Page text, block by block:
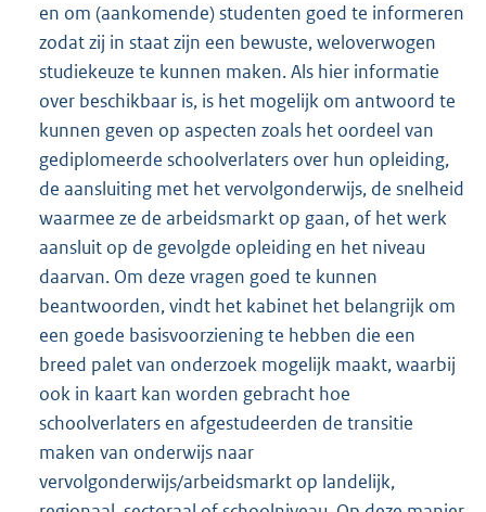
en om (aankomende) studenten goed te informeren
zodat zij in staat zijn een bewuste, weloverwogen
studiekeuze te kunnen maken. Als hier informatie
over beschikbaar is, is het mogelijk om antwoord te
kunnen geven op aspecten zoals het oordeel van
gediplomeerde schoolverlaters over hun opleiding,
de aansluiting met het vervolgonderwijs, de snelheid
waarmee ze de arbeidsmarkt op gaan, of het werk
aansluit op de gevolgde opleiding en het niveau
daarvan. Om deze vragen goed te kunnen
beantwoorden, vindt het kabinet het belangrijk om
een goede basisvoorziening te hebben die een
breed palet van onderzoek mogelijk maakt, waarbij
ook in kaart kan worden gebracht hoe
schoolverlaters en afgestudeerden de transitie
maken van onderwijs naar
vervolgonderwijs/arbeidsmarkt op landelijk,